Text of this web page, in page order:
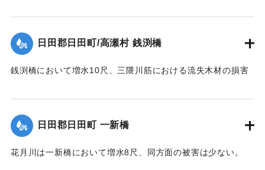
通が途絶、詳細を知ることができない。
【出典：大分新聞 大正12年6月22日 朝刊7面】
｜固有コード: 00275059
日田郡日田町/高瀬村 銭渕橋
銭渕橋において増水10尺、三隈川筋における流失木材の損害
｜固有コード:
日田郡日田町 一新橋
花月川は一新橋において増水8尺、同方面の被害は少ない。